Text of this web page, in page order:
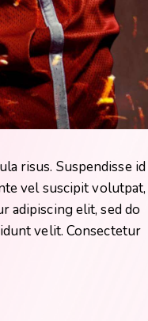
risus. Suspendisse id
vel suscipit volutpat,
adipiscing elit, sed do
velit. Consectetur